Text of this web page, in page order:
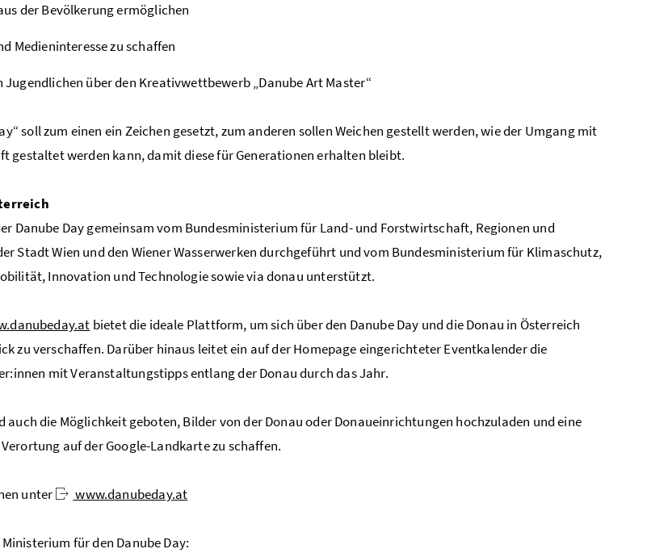
der Bevölkerung ermöglichen
Medieninteresse zu schaffen
Jugendlichen über den Kreativwettbewerb „Danube Art Master“
soll zum einen ein Zeichen gesetzt, zum anderen sollen Weichen gestellt werden, wie der Umgang mit
gestaltet werden kann, damit diese für Generationen erhalten bleibt.
Danube Day gemeinsam vom Bundesministerium für Land- und Forstwirtschaft, Regionen und
Stadt Wien und den Wiener Wasserwerken durchgeführt und vom Bundesministerium für Klimaschutz,
Innovation und Technologie sowie via donau unterstützt.
bietet die ideale Plattform, um sich über den Danube Day und die Donau in Österreich
zu verschaffen. Darüber hinaus leitet ein auf der Homepage eingerichteter Eventkalender die
mit Veranstaltungstipps entlang der Donau durch das Jahr.
auch die Möglichkeit geboten, Bilder von der Donau oder Donaueinrichtungen hochzuladen und eine
auf der Google-Landkarte zu schaffen.
unter www.danubeday.at
für den Danube Day: